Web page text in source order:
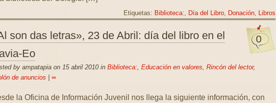
Etiquetas: Biblioteca:, Día del Libro, Donación, Libros
0
son das letras», 23 de Abril: día del libro en el
Eo
by ampatapia on 15 abril 2010 in Biblioteca:, Educación en valores, Rincón del lector,
de anuncios
∞
la Oficina de Información Juvenil nos llega la siguiente información, con